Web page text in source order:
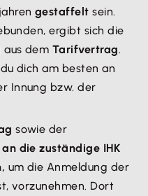
gestaffeltsein.
ergibt sich die
aus dem Tarifvertrag.
dich am besten an
Innung bzw. der
sowie der
an die zuständige IHK
um die Anmeldung der
vorzunehmen. Dort